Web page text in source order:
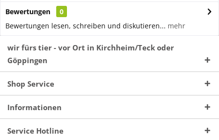
Bewertungen
0
Bewertungen lesen, schreiben und diskutieren... mehr
wir fürs tier - vor Ort in Kirchheim/Teck oder
Göppingen
Shop Service
Informationen
Service Hotline